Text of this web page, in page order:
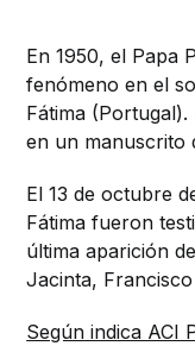
En 1950, el Papa
fenómeno en el
Fátima
en un manuscrito
El 13 de octubre
Fátima fueron
última aparición
Jacinta,
Según indica ACI